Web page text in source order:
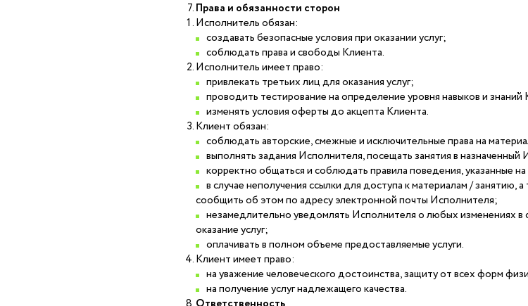
Права и обязанности сторон
Исполнитель обязан:
создавать безопасные условия при оказании услуг;
соблюдать права и свободы Клиента.
Исполнитель имеет право:
привлекать третьих лиц для оказания услуг;
проводить тестирование на определение уровня навыков и знаний
изменять условия оферты до акцепта Клиента.
Клиент обязан:
соблюдать авторские, смежные и исключительные права на
выполнять задания Исполнителя, посещать занятия в
корректно общаться и соблюдать правила поведения, указанные
в случае неполучения ссылки для доступа к материалам /
сообщить об этом по адресу электронной почты Исполнителя;
незамедлительно уведомлять Исполнителя о любых изменениях в
оказание услуг;
оплачивать в полном объеме предоставляемые услуги.
Клиент имеет право:
на уважение человеческого достоинства, защиту от всех форм
на получение услуг надлежащего качества.